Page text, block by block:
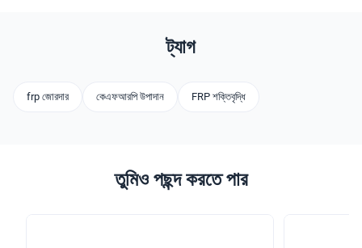
ট্যাগ
frp জোরদার কেএফআরপি উপাদান FRP শক্তিবৃদ্ধি
তুমিও পছন্দ করতে পার